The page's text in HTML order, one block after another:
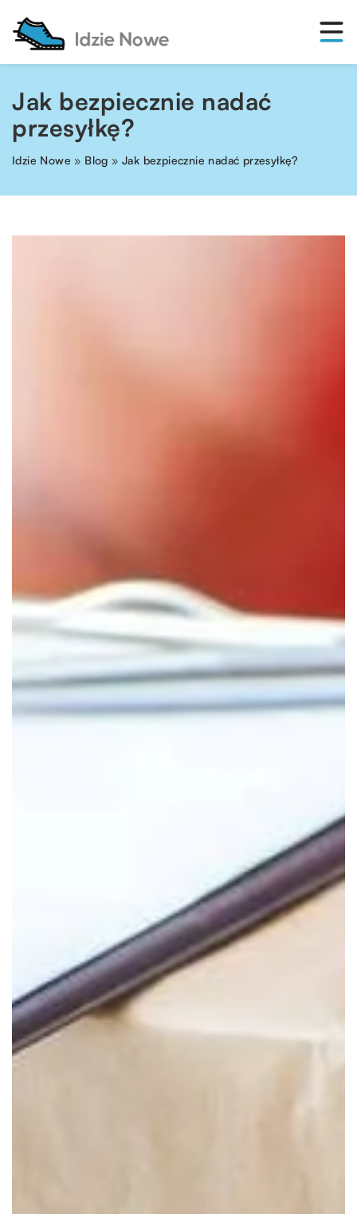
Jak bezpiecznie nadać
przesyłkę?
Idzie Nowe » Blog »Jak bezpiecznie nadać przesyłkę?